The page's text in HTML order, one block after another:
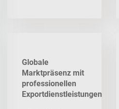
Globale
Marktpräsenz mit
professionellen
Exportdienstleistungen